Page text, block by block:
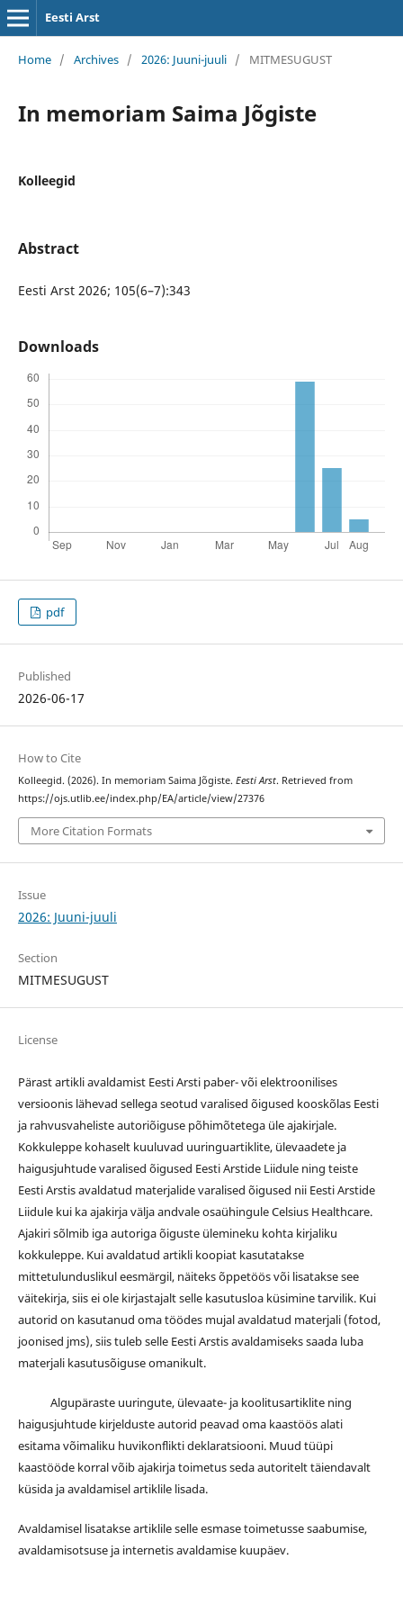
Eesti Arst
Home / Archives / 2026: Juuni-juuli / MITMESUGUST
In memoriam Saima Jõgiste
Kolleegid
Abstract
Eesti Arst 2026; 105(6–7):343
Downloads
pdf
Published
2026-06-17
How to Cite
Kolleegid. (2026). In memoriam Saima Jõgiste. Eesti Arst. Retrieved from
https://ojs.utlib.ee/index.php/EA/article/view/27376
More Citation Formats
Issue
2026: Juuni-juuli
Section
MITMESUGUST
License
Pärast artikli avaldamist Eesti Arsti paber- või elektroonilises
versioonis lähevad sellega seotud varalised õigused kooskõlas Eesti
ja rahvusvaheliste autoriõiguse põhimõtetega üle ajakirjale.
Kokkuleppe kohaselt kuuluvad uuringuartiklite, ülevaadete ja
haigusjuhtude varalised õigused Eesti Arstide Liidule ning teiste
Eesti Arstis avaldatud materjalide varalised õigused nii Eesti Arstide
Liidule kui ka ajakirja välja andvale osaühingule Celsius Healthcare.
Ajakiri sõlmib iga autoriga õiguste ülemineku kohta kirjaliku
kokkuleppe. Kui avaldatud artikli koopiat kasutatakse
mittetulunduslikul eesmärgil, näiteks õppetöös või lisatakse see
väitekirja, siis ei ole kirjastajalt selle kasutusloa küsimine tarvilik. Kui
autorid on kasutanud oma töödes mujal avaldatud materjali (fotod,
joonised jms), siis tuleb selle Eesti Arstis avaldamiseks saada luba
materjali kasutusõiguse omanikult.
Algupäraste uuringute, ülevaate- ja koolitusartiklite ning
haigusjuhtude kirjelduste autorid peavad oma kaastöös alati
esitama võimaliku huvikonflikti deklaratsiooni. Muud tüüpi
kaastööde korral võib ajakirja toimetus seda autoritelt täiendavalt
küsida ja avaldamisel artiklile lisada.
Avaldamisel lisatakse artiklile selle esmase toimetusse saabumise,
avaldamisotsuse ja internetis avaldamise kuupäev.